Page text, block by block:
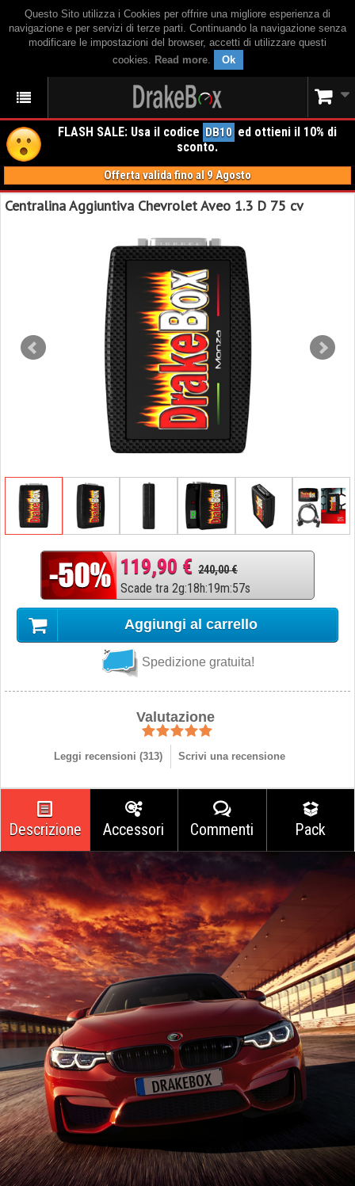
Questo Sito utilizza i Cookies per offrire una migliore esperienza di
navigazione e per servizi di terze parti. Continuando la navigazione senza
modificare le impostazioni del browser, accetti di utilizzare questi
cookies. Read more. Ok
FLASH SALE: Usa il codice DB10 ed ottieni il 10% di
sconto.
Offerta valida fino al 9 Agosto
Centralina Aggiuntiva Chevrolet Aveo 1.3 D 75 cv
119,90 € 240,00 €
Scade tra 2g:18h:19m:56s
Aggiungi al carrello
Spedizione gratuita!
Valutazione
Leggi recensioni (313) Scrivi una recensione
Descrizione Accessori Commenti Pack